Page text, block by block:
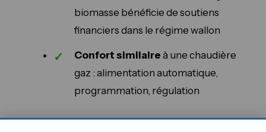
biomasse bénéficie de soutiens
financiers dans le régime wallon
Confort similaire à une chaudière
gaz : alimentation automatique,
programmation, régulation